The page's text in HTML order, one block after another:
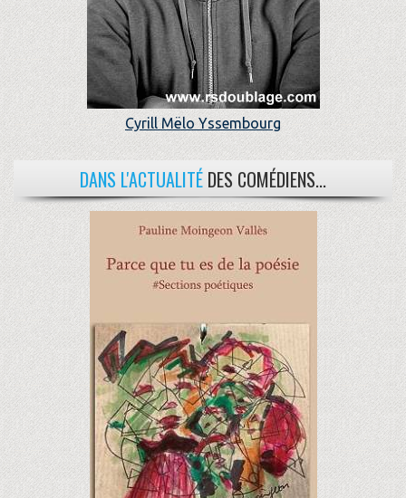
Cyrill Mëlo Yssembourg
DANS L'ACTUALITÉ DES COMÉDIENS...